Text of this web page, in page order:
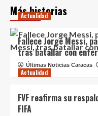
Más historias
Actualidad
Fallece Jorge Messi,
tras batallar con
Últimas Noticias Caracas
Actualidad
FVF reafirma su
FIFA